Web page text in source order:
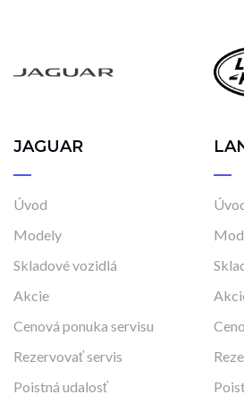
Cena
23 790 €
Stav
Na ceste
JAGUAR
Úvod
Modely
Skladové vozidlá
Akcie
Cenová ponuka servisu
Rezervovať servis
Poistná udalosť